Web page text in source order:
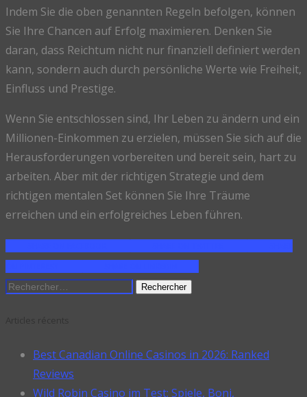
Indem Sie die oben genannten Regeln befolgen, können
Sie Ihre Chancen auf Erfolg maximieren. Denken Sie
daran, dass Reichtum nicht nur finanziell definiert werden
kann, sondern auch durch persönliche Werte wie Freiheit,
Einfluss und Prestige.
Wenn Sie entschlossen sind, Ihr Leben zu ändern und ein
Millionen-Einkommen zu erzielen, müssen Sie sich auf die
Herausforderungen vorbereiten und bereit sein, hart zu
arbeiten. Aber mit der richtigen Strategie und dem
richtigen mentalen Set können Sie Ihre Träume
erreichen und ein erfolgreiches Leben führen.
Rechercher :
Best Canadian Online Casinos in 2026: Ranked
Reviews
Wild Robin Casino im Test: Spiele, Boni,